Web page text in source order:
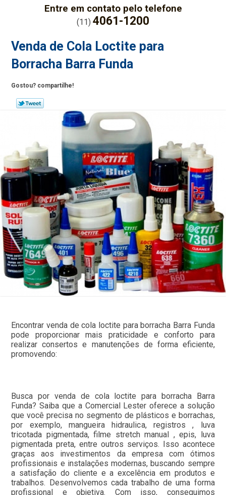
Entre em contato pelo telefone
(11) 4061-1200
Venda de Cola Loctite para
Borracha Barra Funda
Gostou? compartilhe!
Encontrar venda de cola loctite para borracha Barra Funda
pode proporcionar mais praticidade e conforto para
realizar consertos e manutenções de forma eficiente,
promovendo:
Busca por venda de cola loctite para borracha Barra
Funda? Saiba que a Comercial Lester oferece a solução
que você precisa no segmento de plásticos e borrachas,
por exemplo, mangueira hidraulica, registros , luva
tricotada pigmentada, filme stretch manual , epis, luva
pigmentada preta, entre outros serviços. Isso acontece
graças aos investimentos da empresa com ótimos
profissionais e instalações modernas, buscando sempre
a satisfação do cliente e a excelência em produtos e
trabalhos. Desenvolvemos cada trabalho de uma forma
profissional e objetiva. Com isso, conseguimos